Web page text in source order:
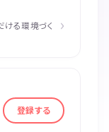
ける環境づく
›
登録する